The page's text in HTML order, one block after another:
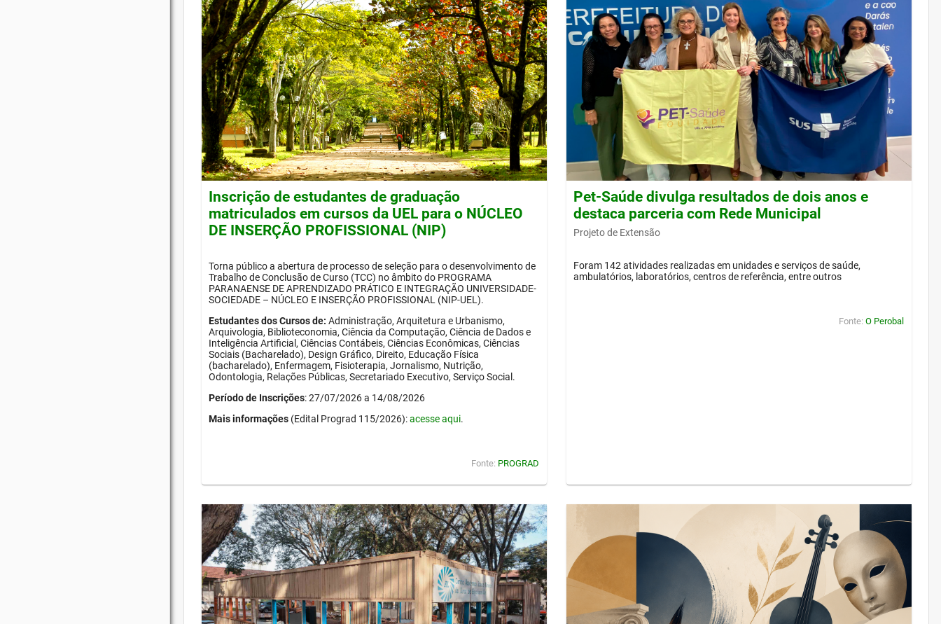
Inscrição de estudantes de graduação
matriculados em cursos da UEL para o NÚCLEO
DE INSERÇÃO PROFISSIONAL (NIP)
Torna público a abertura de processo de seleção para o desenvolvimento de
Trabalho de Conclusão de Curso (TCC) no âmbito do PROGRAMA
PARANAENSE DE APRENDIZADO PRÁTICO E INTEGRAÇÃO UNIVERSIDADE-
SOCIEDADE – NÚCLEO E INSERÇÃO PROFISSIONAL (NIP-UEL).
Estudantes dos Cursos de: Administração, Arquitetura e Urbanismo,
Arquivologia, Biblioteconomia, Ciência da Computação, Ciência de Dados e
Inteligência Artificial, Ciências Contábeis, Ciências Econômicas, Ciências
Sociais (Bacharelado), Design Gráfico, Direito, Educação Física
(bacharelado), Enfermagem, Fisioterapia, Jornalismo, Nutrição,
Odontologia, Relações Públicas, Secretariado Executivo, Serviço Social.
Período de Inscrições: 27/07/2026 a 14/08/2026
Mais informações (Edital Prograd 115/2026):acesse aqui.
Fonte: PROGRAD
Pet-Saúde divulga resultados de dois anos e
destaca parceria com Rede Municipal
Projeto de Extensão
Foram 142 atividades realizadas em unidades e serviços de saúde,
ambulatórios, laboratórios, centros de referência, entre outros
Fonte: O Perobal